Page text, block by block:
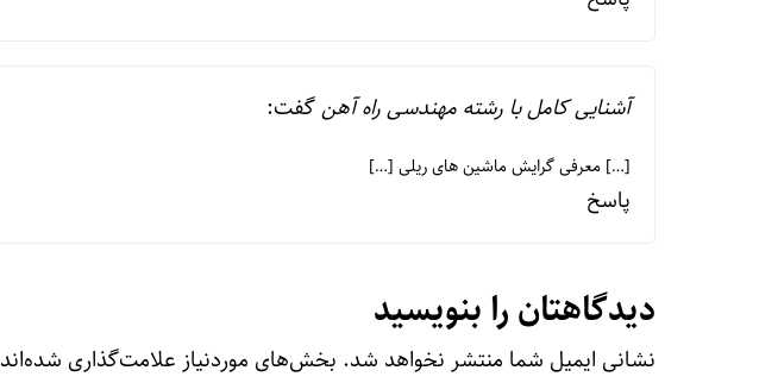
آشنایی کامل با رشته مهندسی راه آهنگفت:
[…] معرفی گرایش ماشین های ریلی […]
پاسخ
دیدگاهتان را بنویسید
نشانی ایمیل شما منتشر نخواهد شد. بخش‌های موردنیاز علامت‌گذاری شده‌اند